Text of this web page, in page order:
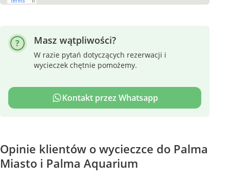
Masz wątpliwości?
W razie pytań dotyczących rezerwacji i
wycieczek chętnie pomożemy.
Kontakt przez Whatsapp
Opinie klientów o wycieczce do Palma
Miasto i Palma Aquarium